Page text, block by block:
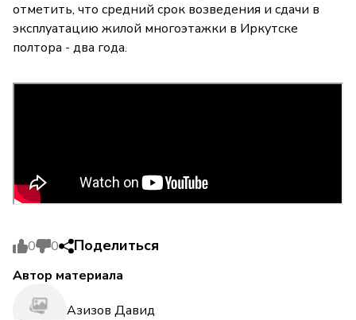
отметить, что средний срок возведения и сдачи в
эксплуатацию жилой многоэтажки в Иркутске
полтора - два года.
0 0 Поделиться
Автор материала
Азизов Давид